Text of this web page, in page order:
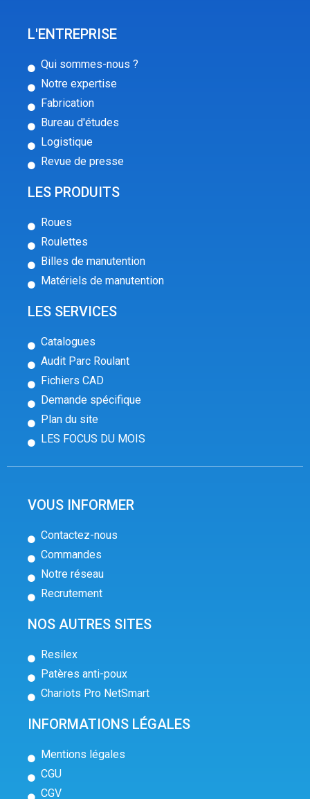
L'ENTREPRISE
Qui sommes-nous ?
Notre expertise
Fabrication
Bureau d'études
Logistique
Revue de presse
LES PRODUITS
Roues
Roulettes
Billes de manutention
Matériels de manutention
LES SERVICES
Catalogues
Audit Parc Roulant
Fichiers CAD
Demande spécifique
Plan du site
LES FOCUS DU MOIS
VOUS INFORMER
Contactez-nous
Commandes
Notre réseau
Recrutement
NOS AUTRES SITES
Resilex
Patères anti-poux
Chariots Pro NetSmart
INFORMATIONS LÉGALES
Mentions légales
CGU
CGV